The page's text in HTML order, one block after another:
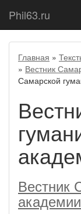
Phil63.ru
Главная »
» Вестник
Самарской
Вестник